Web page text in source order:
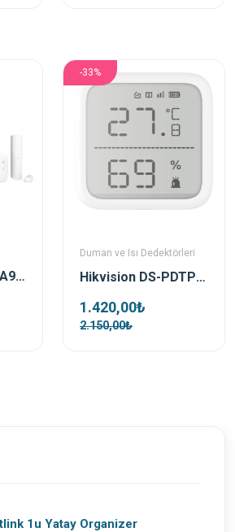
Hikvision DS-PWA96-Kit-WE Kablosuz Alarm Seti
-33%
Duman ve Isı Dedektörleri
Hikvision DS-PDTPH-E-WE Kablosuz Isı Dedektörü
1.420,00₺
2.150,00₺
1u Yatay Organizer